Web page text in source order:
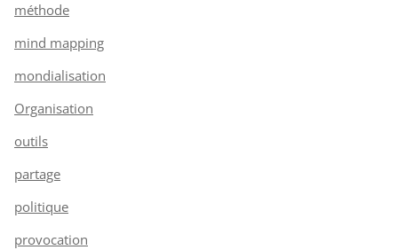
méthode
mind mapping
mondialisation
Organisation
outils
partage
politique
provocation